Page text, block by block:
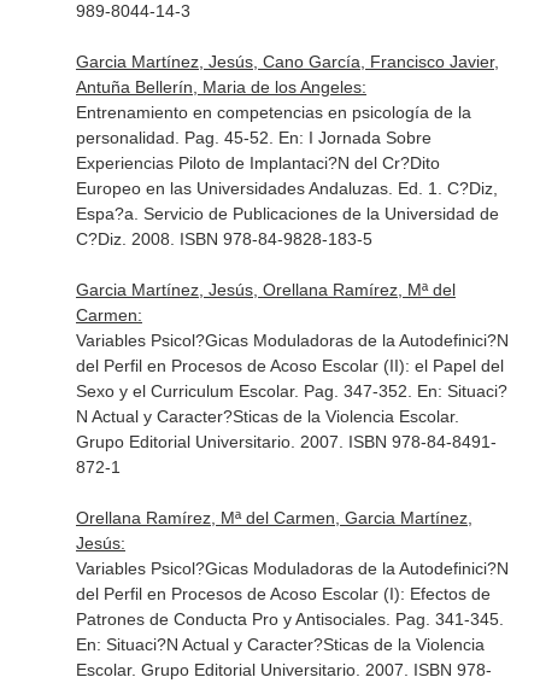
989-8044-14-3
Garcia Martínez, Jesús, Cano García, Francisco Javier,
Antuña Bellerín, Maria de los Angeles:
Entrenamiento en competencias en psicología de la
personalidad. Pag. 45-52. En: I Jornada Sobre
Experiencias Piloto de Implantaci?N del Cr?Dito
Europeo en las Universidades Andaluzas. Ed. 1. C?Diz,
Espa?a. Servicio de Publicaciones de la Universidad de
C?Diz. 2008. ISBN 978-84-9828-183-5
Garcia Martínez, Jesús, Orellana Ramírez, Mª del
Carmen:
Variables Psicol?Gicas Moduladoras de la Autodefinici?N
del Perfil en Procesos de Acoso Escolar (II): el Papel del
Sexo y el Curriculum Escolar. Pag. 347-352. En: Situaci?
N Actual y Caracter?Sticas de la Violencia Escolar.
Grupo Editorial Universitario. 2007. ISBN 978-84-8491-
872-1
Orellana Ramírez, Mª del Carmen, Garcia Martínez,
Jesús:
Variables Psicol?Gicas Moduladoras de la Autodefinici?N
del Perfil en Procesos de Acoso Escolar (I): Efectos de
Patrones de Conducta Pro y Antisociales. Pag. 341-345.
En: Situaci?N Actual y Caracter?Sticas de la Violencia
Escolar. Grupo Editorial Universitario. 2007. ISBN 978-